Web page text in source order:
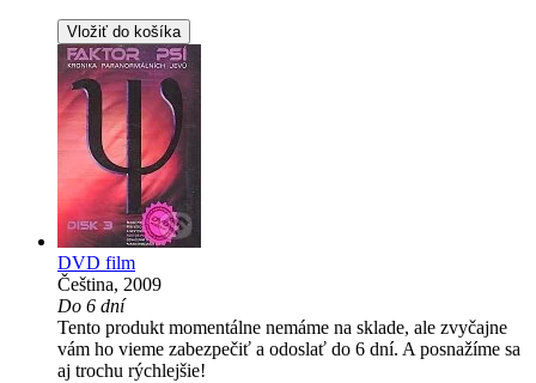
Vložiť do košíka
DVD film
Čeština, 2009
Do 6 dní
Tento produkt momentálne nemáme na sklade, ale zvyčajne
vám ho vieme zabezpečiť a odoslať do 6 dní. A posnažíme sa
aj trochu rýchlejšie!